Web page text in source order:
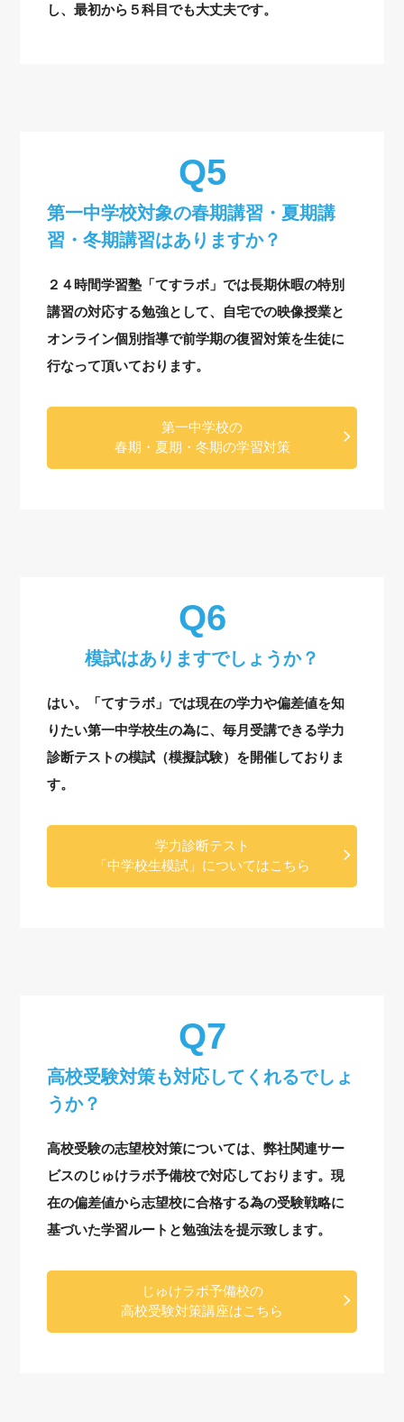
し、最初から５科目でも大丈夫です。
第一中学校対象の春期講習・夏期講
習・冬期講習はありますか？
２４時間学習塾「てすラボ」では長期休暇の特別
講習の対応する勉強として、自宅での映像授業と
オンライン個別指導で前学期の復習対策を生徒に
行なって頂いております。
第一中学校の
春期・夏期・冬期の学習対策
模試はありますでしょうか？
はい。「てすラボ」では現在の学力や偏差値を知
りたい第一中学校生の為に、毎月受講できる学力
診断テストの模試（模擬試験）を開催しておりま
す。
学力診断テスト
「中学校生模試」についてはこちら
高校受験対策も対応してくれるでしょ
うか？
高校受験の志望校対策については、弊社関連サー
ビスのじゅけラボ予備校で対応しております。現
在の偏差値から志望校に合格する為の受験戦略に
基づいた学習ルートと勉強法を提示致します。
じゅけラボ予備校の
高校受験対策講座はこちら